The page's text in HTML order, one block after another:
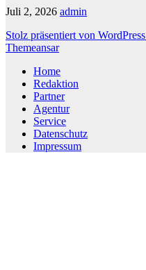
Juli 2, 2026 admin
Stolz präsentiert von WordPress
Themeansar
Home
Redaktion
Partner
Agentur
Service
Datenschutz
Impressum